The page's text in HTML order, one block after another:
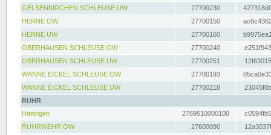
GELSENKIRCHEN SCHLEUSE UW
27700230
HERNE OW
27700150
HERNE UW
27700160
OBERHAUSEN SCHLEUSE OW
27700240
OBERHAUSEN SCHLEUSE UW
27700251
WANNE EICKEL SCHLEUSE OW
27700193
WANNE EICKEL SCHLEUSE UW
27700218
RUHR
Hattingen
2769510000100
RUHRWEHR OW
27600090